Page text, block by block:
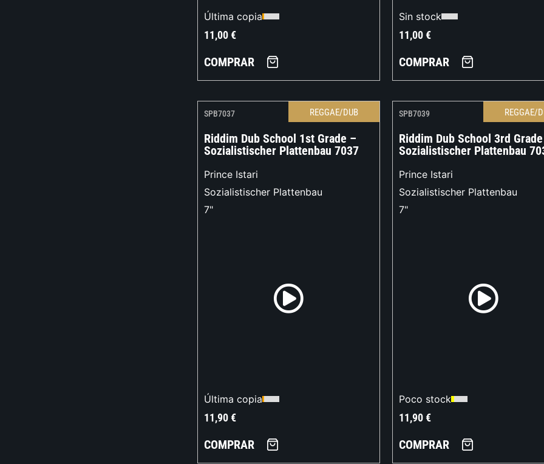
Última copia
11,00€
COMPRAR
Sin stock
11,00€
COMPRAR
SPB7037 REGGAE/DUB
Riddim Dub School 1st Grade –
Sozialistischer Plattenbau 7037
Prince Istari
Sozialistischer Plattenbau
7"
Última copia
11,90€
COMPRAR
SPB7039 REGGAE/
Riddim Dub School 3rd
Sozialistischer Plattenbau
Prince Istari
Sozialistischer Plattenbau
7"
Poco stock
11,90€
COMPRAR